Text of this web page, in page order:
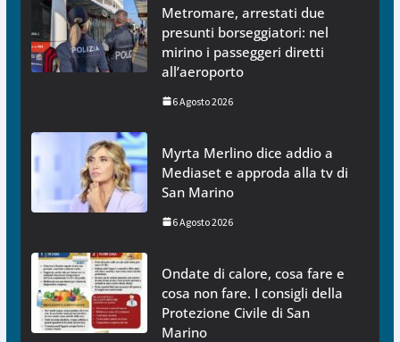
Metromare, arrestati due
presunti borseggiatori: nel
mirino i passeggeri diretti
all’aeroporto
6 Agosto 2026
Myrta Merlino dice addio a
Mediaset e approda alla tv di
San Marino
6 Agosto 2026
Ondate di calore, cosa fare e
cosa non fare. I consigli della
Protezione Civile di San
Marino